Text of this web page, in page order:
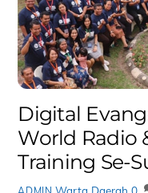
Digital
World Radio
Training Se-